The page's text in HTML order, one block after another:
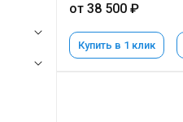
от 38 500 ₽
Купить в 1 клик